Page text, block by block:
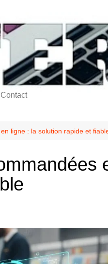
Contact
ligne : la solution rapide et